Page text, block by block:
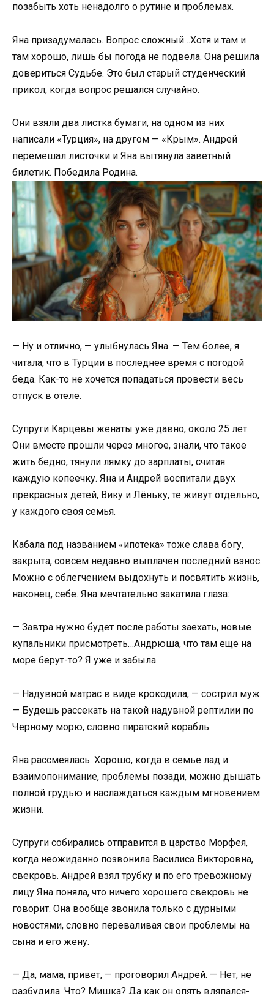
позабыть хоть ненадолго о рутине и проблемах.
Яна призадумалась. Вопрос сложный…Хотя и там и
там хорошо, лишь бы погода не подвела. Она решила
довериться Судьбе. Это был старый студенческий
прикол, когда вопрос решался случайно.
Они взяли два листка бумаги, на одном из них
написали «Турция», на другом — «Крым». Андрей
перемешал листочки и Яна вытянула заветный
билетик. Победила Родина.
— Ну и отлично, — улыбнулась Яна. — Тем более, я
читала, что в Турции в последнее время с погодой
беда. Как-то не хочется попадаться провести весь
отпуск в отеле.
Супруги Карцевы женаты уже давно, около 25 лет.
Они вместе прошли через многое, знали, что такое
жить бедно, тянули лямку до зарплаты, считая
каждую копеечку. Яна и Андрей воспитали двух
прекрасных детей, Вику и Лёньку, те живут отдельно,
у каждого своя семья.
Кабала под названием «ипотека» тоже слава богу,
закрыта, совсем недавно выплачен последний взнос.
Можно с облегчением выдохнуть и посвятить жизнь,
наконец, себе. Яна мечтательно закатила глаза:
— Завтра нужно будет после работы заехать, новые
купальники присмотреть…Андрюша, что там еще на
море берут-то? Я уже и забыла.
— Надувной матрас в виде крокодила, — сострил муж.
— Будешь рассекать на такой надувной рептилии по
Черному морю, словно пиратский корабль.
Яна рассмеялась. Хорошо, когда в семье лад и
взаимопонимание, проблемы позади, можно дышать
полной грудью и наслаждаться каждым мгновением
жизни.
Супруги собирались отправится в царство Морфея,
когда неожиданно позвонила Василиса Викторовна,
свекровь. Андрей взял трубку и по его тревожному
лицу Яна поняла, что ничего хорошего свекровь не
говорит. Она вообще звонила только с дурными
новостями, словно переваливая свои проблемы на
сына и его жену.
— Да, мама, привет, — проговорил Андрей. — Нет, не
разбудила. Что? Мишка? Да как он опять вляпался-